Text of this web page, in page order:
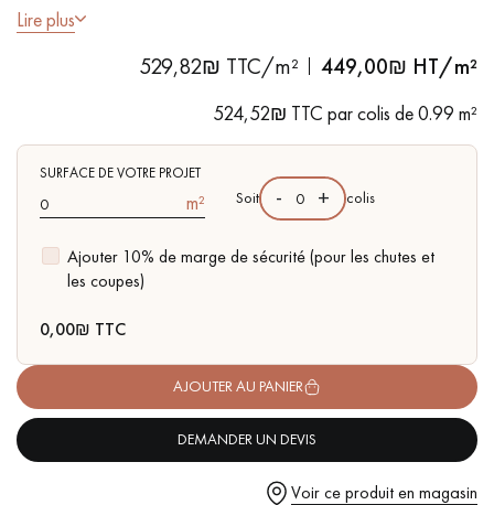
VOUS AVEZ UN PROJET ?
Nos experts sont à votre disposition pour vous guider pas à
pas dans le choix et la pose de votre parquet.
Demandez un rendez-vous personnalisé
remarquable offrant un rythme et une profondeur visuelle
inégalés.
- Double Fumage, Huile UV
- Chanfreins arrondis des 4 côtés
- Choix Authentic - nœuds, gerces, fissures colmatées, aubiers
Lire plus
529,82₪ TTC/m² 449,00₪ HT/m²
524,52₪ TTC par colis de 0.99 m²
SURFACE DE VOTRE PROJET
m²
Ajouter 10% de marge de sécurité (pour les chutes et
les coupes)
Soit - + colis
0,00₪ TTC
AJOUTER AU PANIER
DEMANDER UN DEVIS
Voir ce produit en magasin